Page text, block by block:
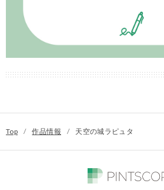
Top / 作品情報 / 天空の城ラピュタ